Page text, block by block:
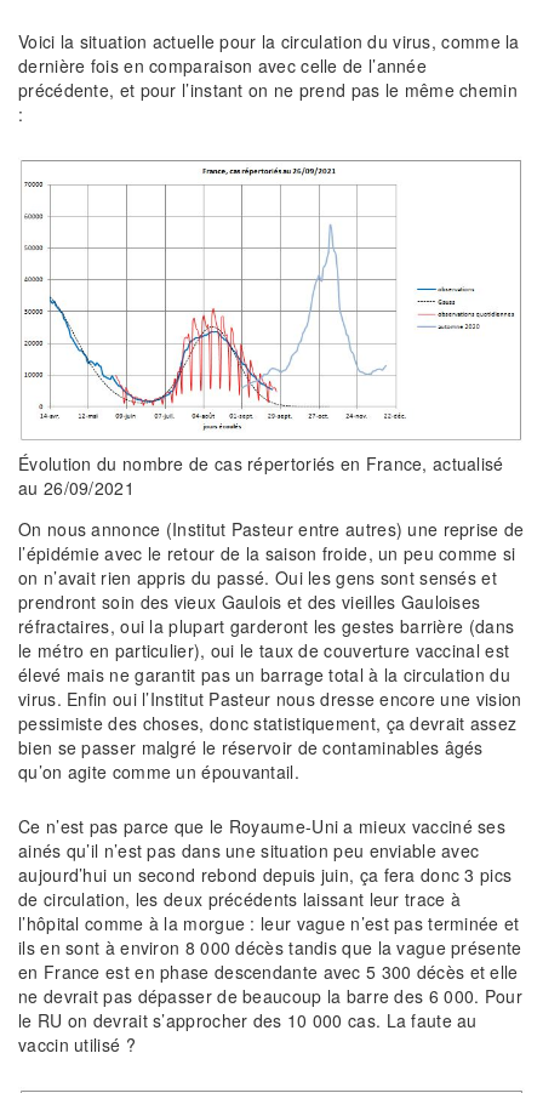
Voici la situation actuelle pour la circulation du virus, comme la
dernière fois en comparaison avec celle de l’année
précédente, et pour l’instant on ne prend pas le même chemin
:
Évolution du nombre de cas répertoriés en France, actualisé
au 26/09/2021
On nous annonce (Institut Pasteur entre autres) une reprise de
l’épidémie avec le retour de la saison froide, un peu comme si
on n’avait rien appris du passé. Oui les gens sont sensés et
prendront soin des vieux Gaulois et des vieilles Gauloises
réfractaires, oui la plupart garderont les gestes barrière (dans
le métro en particulier), oui le taux de couverture vaccinal est
élevé mais ne garantit pas un barrage total à la circulation du
virus. Enfin oui l’Institut Pasteur nous dresse encore une vision
pessimiste des choses, donc statistiquement, ça devrait assez
bien se passer malgré le réservoir de contaminables âgés
qu’on agite comme un épouvantail.
Ce n’est pas parce que le Royaume-Uni a mieux vacciné ses
ainés qu’il n’est pas dans une situation peu enviable avec
aujourd’hui un second rebond depuis juin, ça fera donc 3 pics
de circulation, les deux précédents laissant leur trace à
l’hôpital comme à la morgue : leur vague n’est pas terminée et
ils en sont à environ 8 000 décès tandis que la vague présente
en France est en phase descendante avec 5 300 décès et elle
ne devrait pas dépasser de beaucoup la barre des 6 000. Pour
le RU on devrait s’approcher des 10 000 cas. La faute au
vaccin utilisé ?